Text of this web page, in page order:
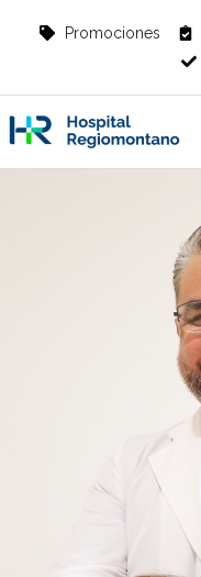
Promociones